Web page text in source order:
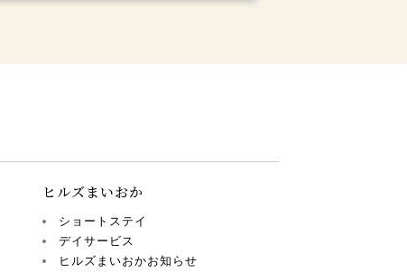
ヒルズまいおか
ショートステイ
デイサービス
ヒルズまいおかお知らせ